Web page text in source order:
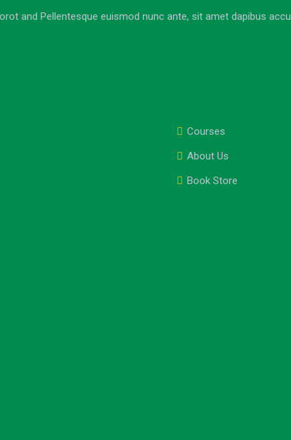
and Pellentesque euismod nunc ante, sit amet dapibus
Courses
About Us
Book Store